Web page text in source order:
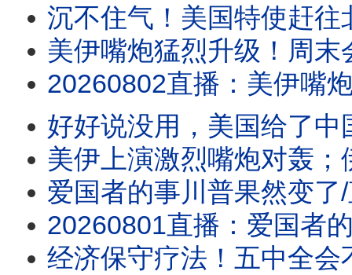
沉不住气！美国特使赶往
美伊嘴炮猛烈升级！周末会
20260802直播：美伊嘴炮猛烈升级！周末会大打吗？请注意川普人在哪儿？水池子
好好说没用，美国给了中国一
美伊上演激烈嘴炮对轰；伊朗宣
爱国者的事川普果然变了
20260801直播：爱国者的事川普果然变了；美伊上演激烈嘴炮对轰；伊朗宣布断海峡
经济保守疗法！五中全